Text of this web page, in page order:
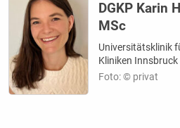
DGKP Karin
MSc
Universitätsklinik
Kliniken Innsbruck
Foto: © privat